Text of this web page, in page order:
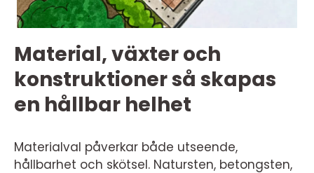
Material, växter och
konstruktioner så skapas
en hållbar helhet
Materialval påverkar både utseende,
hållbarhet och skötsel. Natursten, betongsten,